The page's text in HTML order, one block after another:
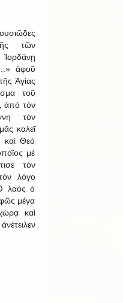
τῶν
ἀφοῦ
Ἁγίας
τοῦ
ἀπό τόν
τόν
καλεῖ
καί Θεό
μέ
τόν
λόγο
λαὸς ὁ
φῶς μέγα
καὶ